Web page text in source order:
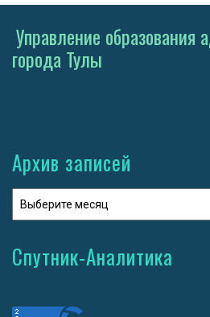
Управление образования
города Тулы
Архив записей
Спутник-Аналитика